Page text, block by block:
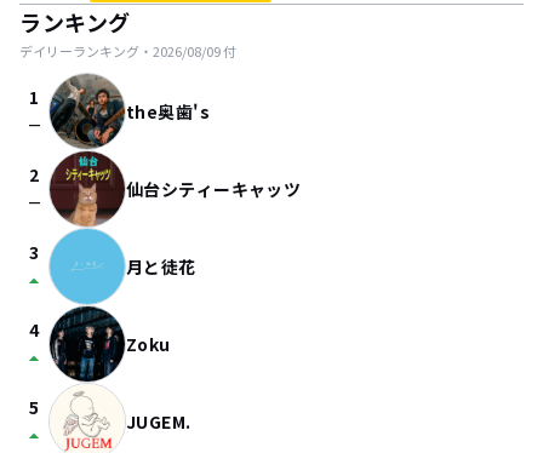
ランキング
デイリーランキング・ 2026/08/09付
1
check_indeterminate_small the奥歯's
2
check_indeterminate_small 仙台シティーキャッツ
3
arrow_drop_up 月と徒花
4
arrow_drop_up Zoku
5
arrow_drop_up JUGEM.